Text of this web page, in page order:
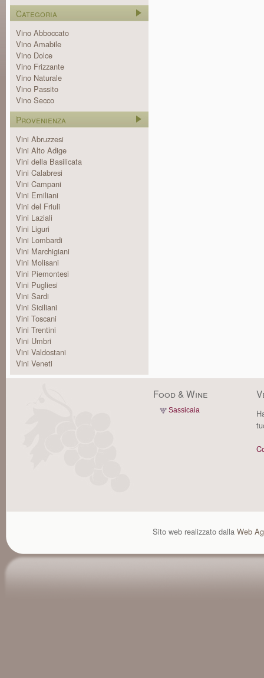
Categoria
Vino Abboccato
Vino Amabile
Vino Dolce
Vino Frizzante
Vino Naturale
Vino Passito
Vino Secco
Provenienza
Vini Abruzzesi
Vini Alto Adige
Vini della Basilicata
Vini Calabresi
Vini Campani
Vini Emiliani
Vini del Friuli
Vini Laziali
Vini Liguri
Vini Lombardi
Vini Marchigiani
Vini Molisani
Vini Piemontesi
Vini Pugliesi
Vini Sardi
Vini Siciliani
Vini Toscani
Vini Trentini
Vini Umbri
Vini Valdostani
Vini Veneti
Food & Wine
Sassicaia
Sito web realizzato dalla Web